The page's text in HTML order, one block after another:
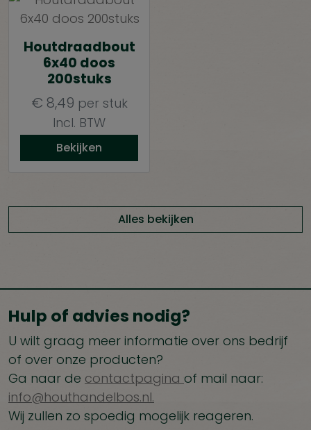
Houtdraadbout
6x40 doos
200stuks
€ 8,49 per stuk
Incl. BTW
Bekijken
Alles bekijken
Hulp of advies nodig?
U wilt graag meer informatie over ons bedrijf
of over onze producten?
Ga naar de contactpagina of mail naar:
info@houthandelbos.nl.
Wij zullen zo spoedig mogelijk reageren.